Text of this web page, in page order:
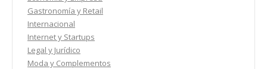
Gastronomía y Retail
Internacional
Internet y Startups
Legal y Jurídico
Moda y Complementos